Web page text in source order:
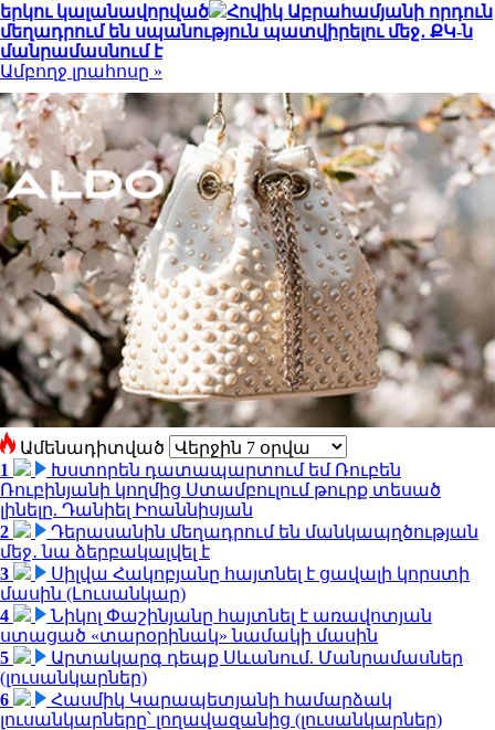
երկու կալանավորված
Հովիկ Աբրահամյանի որդուն
մեղադրում են սպանություն պատվիրելու մեջ․ ՔԿ-ն
մանրամասնում է
Ամբողջ լրահոսը »
Ամենադիտված
1
Խստորեն դատապարտում եմ Ռուբեն
Ռուբինյանի կողմից Ստամբուլում թուրք տեսած
լինելը. Դանիել Իոաննիսյան
2
Դերասանին մեղադրում են մանկապղծության
մեջ․ նա ձերբակալվել է
3
Սիլվա Հակոբյանը հայտնել է ցավալի կորստի
մասին (Լուսանկար)
4
Նիկոլ Փաշինյանը հայտնել է առավոտյան
ստացած «տարօրինակ» նամակի մասին
5
Արտակարգ դեպք Սևանում. Մանրամասներ
(լուսանկարներ)
6
Հասմիկ Կարապետյանի համարձակ
լուսանկարները՝ լողավազանից (լուսանկարներ)